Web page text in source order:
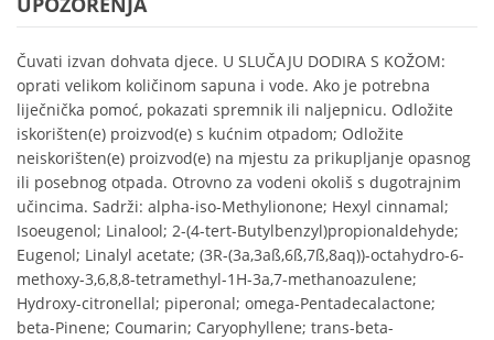
Čuvati izvan dohvata djece. U SLUČAJU DODIRA S KOŽOM:
oprati velikom količinom sapuna i vode. Ako je potrebna
liječnička pomoć, pokazati spremnik ili naljepnicu. Odložite
iskorišten(e) proizvod(e) s kućnim otpadom; Odložite
neiskorišten(e) proizvod(e) na mjestu za prikupljanje opasnog
ili posebnog otpada. Otrovno za vodeni okoliš s dugotrajnim
učincima. Sadrži: alpha-iso-Methylionone; Hexyl cinnamal;
Isoeugenol; Linalool; 2-(4-tert-Butylbenzyl)propionaldehyde;
Eugenol; Linalyl acetate; (3R-(3a,3aß,6ß,7ß,8aq))-octahydro-6-
methoxy-3,6,8,8-tetramethyl-1H-3a,7-methanoazulene;
Hydroxy-citronellal; piperonal; omega-Pentadecalactone;
beta-Pinene; Coumarin; Caryophyllene; trans-beta-